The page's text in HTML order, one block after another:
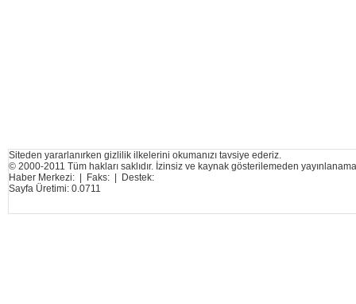
Siteden yararlanırken gizlilik ilkelerini okumanızı tavsiye ederiz.
© 2000-2011 Tüm hakları saklıdır. İzinsiz ve kaynak gösterilemeden
Haber Merkezi: | Faks: | Destek:
Sayfa Üretimi: 0.0711